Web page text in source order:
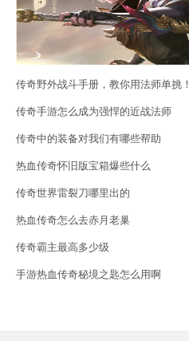
传奇野外战斗手册，教你用法师单挑！
传奇手游怎么成为强悍的近战法师
传奇中的装备对我们有哪些帮助
热血传奇怀旧版宝箱爆些什么
传奇世界雷裂刀哪里出的
热血传奇怎么去赤月老巢
传奇霸主最高多少级
手游热血传奇秘境之匙怎么用啊